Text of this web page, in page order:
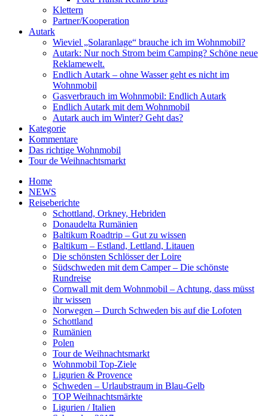
Klettern
Partner/Kooperation
Autark
Wieviel „Solaranlage“ brauche ich im Wohnmobil?
Autark: Nur noch Strom beim Camping? Schöne neue
Reklamewelt.
Endlich Autark – ohne Wasser geht es nicht im
Wohnmobil
Gasverbrauch im Wohnmobil: Endlich Autark
Endlich Autark mit dem Wohnmobil
Autark auch im Winter? Geht das?
Kategorie
Kommentare
Das richtige Wohnmobil
Tour de Weihnachtsmarkt
Home
NEWS
Reiseberichte
Schottland, Orkney, Hebriden
Donaudelta Rumänien
Baltikum Roadtrip – Gut zu wissen
Baltikum – Estland, Lettland, Litauen
Die schönsten Schlösser der Loire
Südschweden mit dem Camper – Die schönste
Rundreise
Cornwall mit dem Wohnmobil – Achtung, dass müsst
ihr wissen
Norwegen – Durch Schweden bis auf die Lofoten
Schottland
Rumänien
Polen
Tour de Weihnachtsmarkt
Wohnmobil Top-Ziele
Ligurien & Provence
Schweden – Urlaubstraum in Blau-Gelb
TOP Weihnachtsmärkte
Ligurien / Italien